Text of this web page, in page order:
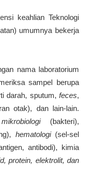
keahlian Teknologi
umumnya bekerja
nama laboratorium
sampel berupa
darah, sputum, feces,
otak), dan lain-lain.
mikrobiologi(bakteri),
hematologi (sel-sel
antibodi), kimia
protein, elektrolit, dan